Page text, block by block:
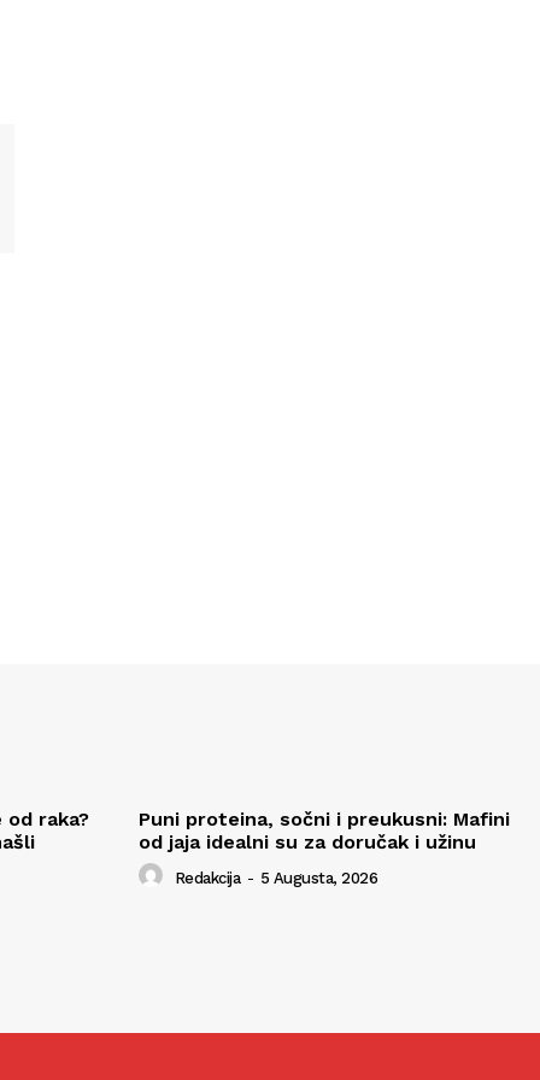
raka?
Puni proteina, sočni i preukusni: Mafini
od jaja idealni su za doručak i užinu
Redakcija - 5 Augusta, 2026